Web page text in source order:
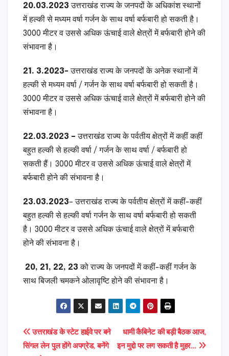
20.03.2023 उत्तराखंड राज्य के जनपदों के अधिकांश स्थानों
में हल्की से मध्यम वर्षा गर्जन के साथ वर्षा बर्फबारी हो सकती है।
3000 मीटर व उससे अधिक ऊंचाई वाले क्षेत्रों में बर्फबारी होने की
संभावना है।
21. 3.2023- उत्तराखंड राज्य के जनपदों के अनेक स्थानों में
हल्की से मध्यम वर्षा / गर्जन के साथ वर्षा बर्फबारी हो सकती है।
3000 मीटर व उससे अधिक ऊंचाई वाले क्षेत्रों में बर्फबारी होने की
संभावना है।
22.03.2023 – उत्तराखंड राज्य के पर्वतीय क्षेत्रों में कहीं कहीं
बहुत हल्की से हल्की वर्षा / गर्जन के साथ वर्षा / बर्फबारी हो
सकती हैं। 3000 मीटर व उससे अधिक ऊंचाई वाले क्षेत्रों में
बर्फबारी होने की संभावना है।
23.03.2023– उत्तराखंड राज्य के पर्वतीय क्षेत्रों में कहीं-कहीं
बहुत हल्की से हल्की वर्षा गर्जन के साथ वर्षा बर्फबारी हो सकती
है। 3000 मीटर व उससे अधिक ऊंचाई वाले क्षेत्रों में बर्फबारी
होने की संभावना है।
20, 21, 22, 23 को राज्य के जनपदों में कहीं-कहीं गर्जन के
साथ बिजली चमकने ओलावृष्टि होने की संभावना है।
Post
धामी कैबिनेट की बड़ी बैठक आज,
इन मुद्दो पर लग सकती है मुहर…
उत्तराखंड के स्टेट हाईवे पर बने
सिंगल लेन पुल होंगे अपग्रेड, बनेंगे